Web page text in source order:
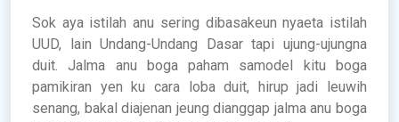
Sok aya istilah anu sering dibasakeun nyaeta istilah
UUD, lain Undang-Undang Dasar tapi ujung-ujungna
duit. Jalma anu boga paham samodel kitu boga
pamikiran yen ku cara loba duit, hirup jadi leuwih
senang, bakal diajenan jeung dianggap jalma anu boga